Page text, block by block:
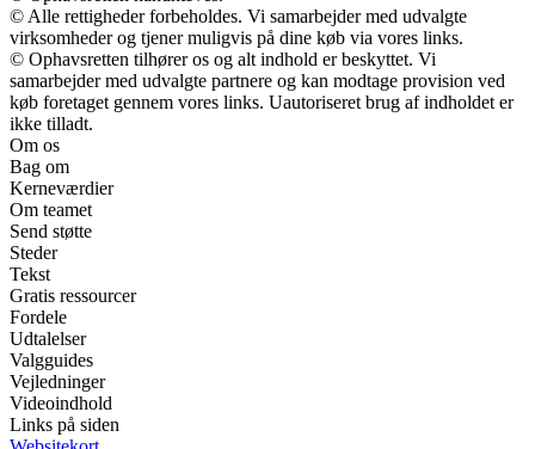
© Alle rettigheder forbeholdes. Vi samarbejder med udvalgte
virksomheder og tjener muligvis på dine køb via vores links.
© Ophavsretten tilhører os og alt indhold er beskyttet. Vi
samarbejder med udvalgte partnere og kan modtage provision ved
køb foretaget gennem vores links. Uautoriseret brug af indholdet er
ikke tilladt.
Om os
Bag om
Kerneværdier
Om teamet
Send støtte
Steder
Tekst
Gratis ressourcer
Fordele
Udtalelser
Valgguides
Vejledninger
Videoindhold
Links på siden